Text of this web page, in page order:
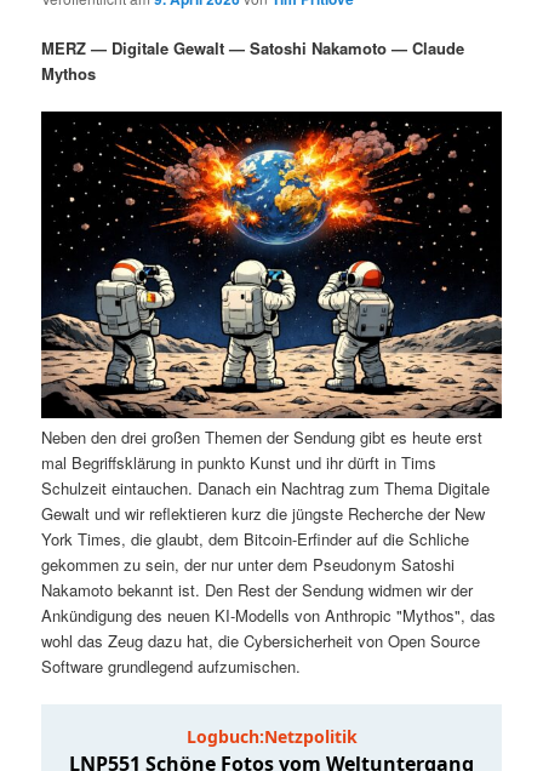
m
r
n
I
n
h
a
l
t
s
p
u
d
r
e
n
I
n
h
a
l
t
n
a
MERZ — Digitale Gewalt — Satoshi Nakamoto — Claude
Mythos
Neben den drei großen Themen der Sendung gibt es heute erst
mal Begriffsklärung in punkto Kunst und ihr dürft in Tims
Schulzeit eintauchen. Danach ein Nachtrag zum Thema Digitale
Gewalt und wir reflektieren kurz die jüngste Recherche der New
York Times, die glaubt, dem Bitcoin-Erfinder auf die Schliche
gekommen zu sein, der nur unter dem Pseudonym Satoshi
Nakamoto bekannt ist. Den Rest der Sendung widmen wir der
Ankündigung des neuen KI-Modells von Anthropic "Mythos", das
wohl das Zeug dazu hat, die Cybersicherheit von Open Source
Software grundlegend aufzumischen.